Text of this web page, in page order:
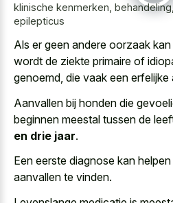
klinische kenmerken,
epilepticus
Als er geen andere oorzaak
wordt de ziekte primaire of
genoemd, die vaak een erfelijke
Aanvallen bij honden die
beginnen meestal tussen de
en drie jaar.
Een eerste diagnose kan
aanvallen te vinden.